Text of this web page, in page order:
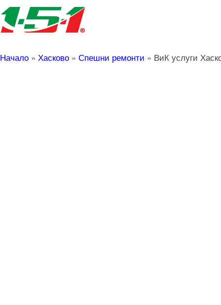
Начало » Хасково » Спешни ремонти » ВиК услуги